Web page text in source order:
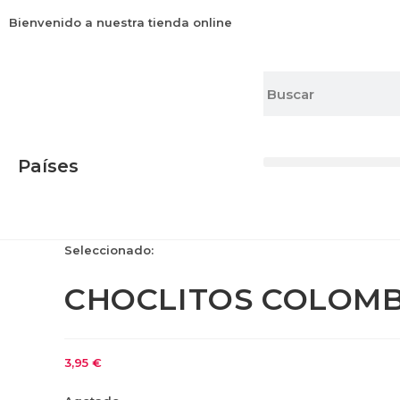
Bienvenido a nuestra tienda online
Países
Seleccionado:
CHOCLITOS
3,95 €